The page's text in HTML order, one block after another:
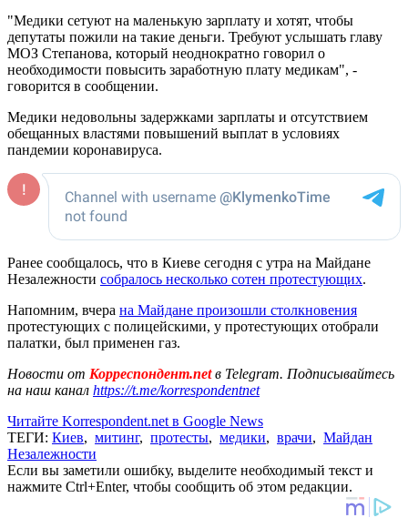
"Медики сетуют на маленькую зарплату и хотят, чтобы
депутаты пожили на такие деньги. Требуют услышать главу
МОЗ Степанова, который неоднократно говорил о
необходимости повысить заработную плату медикам", -
говорится в сообщении.
Медики недовольны задержками зарплаты и отсутствием
обещанных властями повышений выплат в условиях
пандемии коронавируса.
Ранее сообщалось, что в Киеве сегодня с утра на Майдане
Незалежности собралось несколько сотен протестующих.
Напомним, вчера на Майдане произошли столкновения
протестующих с полицейскими, у протестующих отобрали
палатки, был применен газ.
Новости от Корреспондент.netв Telegram. Подписывайтесь
на наш канал https://t.me/korrespondentnet
Читайте Korrespondent.net в Google News
ТЕГИ: Киев, митинг, протесты, медики, врачи, Майдан
Незалежности
Если вы заметили ошибку, выделите необходимый текст и
нажмите Ctrl+Enter, чтобы сообщить об этом редакции.